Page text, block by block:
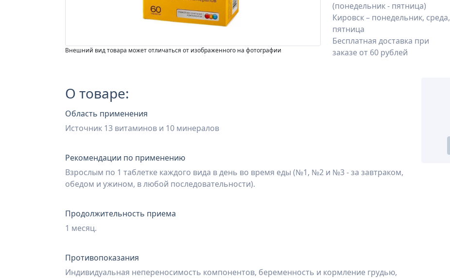
Внешний вид товара может отличаться от изображенного на фотографии
(понедельник - пятница)
Кировск – понедельник, среда,
пятница
Бесплатная доставка при
заказе от 60 рублей
О товаре:
Область применения
Источник 13 витаминов и 10 минералов
Рекомендации по применению
Взрослым по 1 таблетке каждого вида в день во время еды (№1, №2 и №3 - за завтраком,
обедом и ужином, в любой последовательности).
Продолжительность приема
1 месяц.
Противопоказания
Индивидуальная непереносимость компонентов, беременность и кормление грудью,